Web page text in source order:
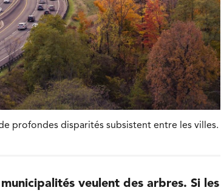
profondes disparités subsistent entre les villes.
veulent des arbres. Si les